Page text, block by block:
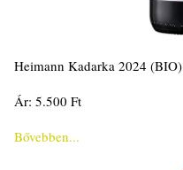
Heimann Kadarka 2024 (BIO)
Ár: 5.500 Ft
Bővebben...